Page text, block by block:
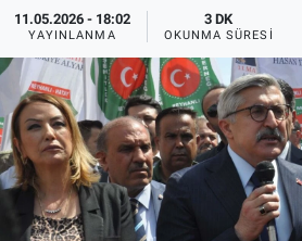
11.05.2026 - 18:02
YAYINLANMA
3 DK
OKUNMA SÜRESI